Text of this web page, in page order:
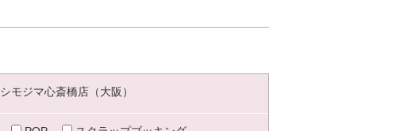
シモジマ心斎橋店（大阪）